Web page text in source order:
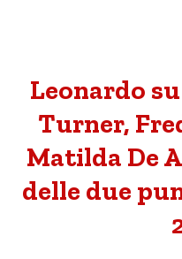
Leonardo
Turner,
Matilda De
delle due